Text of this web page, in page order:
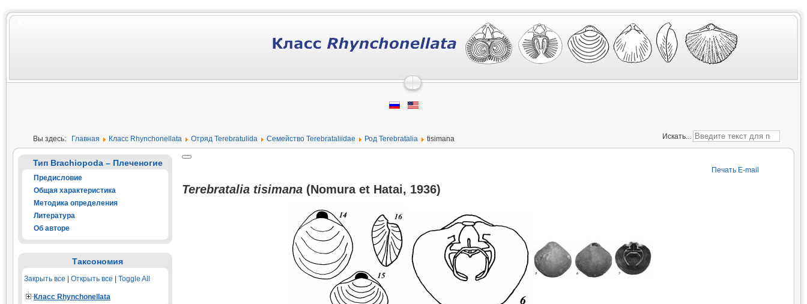
Искать...
Вы здесь: Главная Класс Rhynchonellata Отряд Terebratulida Семейство Terebrataliidae Род Terebratalia tisimana
Тип Brachiopoda – Плеченогие
Предисловие
Общая характеристика
Методика определения
Литература
Об авторе
Таксономия
Закрыть все Открыть все Toggle All
Класс Rhynchonellata
Печать E-mail
Terebratalia tisimana(Nomura et Hatai, 1936)